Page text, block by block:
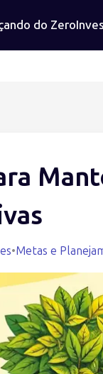
do Zero
•Metas e